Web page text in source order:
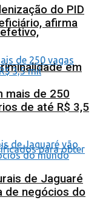
em
do PID
afirma
mais de 250
de até R$ 3,5
de Jaguaré
de negócios do